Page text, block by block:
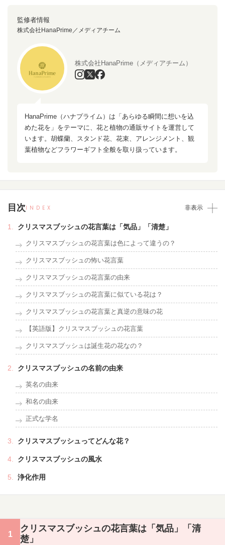
監修者情報
株式会社HanaPrime／メディアチーム
株式会社HanaPrime（メディアチーム）
HanaPrime（ハナプライム）は「あらゆる瞬間に想いを込
めた花を」をテーマに、花と植物の通販サイトを運営して
います。胡蝶蘭、スタンド花、花束、アレンジメント、観
葉植物などフラワーギフト全般を取り扱っています。
目次INDEX 非表示
クリスマスブッシュの花言葉は「気品」「清楚」
クリスマスブッシュの花言葉は色によって違うの？
クリスマスブッシュの怖い花言葉
クリスマスブッシュの花言葉の由来
クリスマスブッシュの花言葉に似ている花は？
クリスマスブッシュの花言葉と真逆の意味の花
【英語版】クリスマスブッシュの花言葉
クリスマスブッシュは誕生花の花なの？
クリスマスブッシュの名前の由来
英名の由来
和名の由来
正式な学名
クリスマスブッシュってどんな花？
クリスマスブッシュの風水
浄化作用
クリスマスブッシュの花言葉は「気品」「清
楚」